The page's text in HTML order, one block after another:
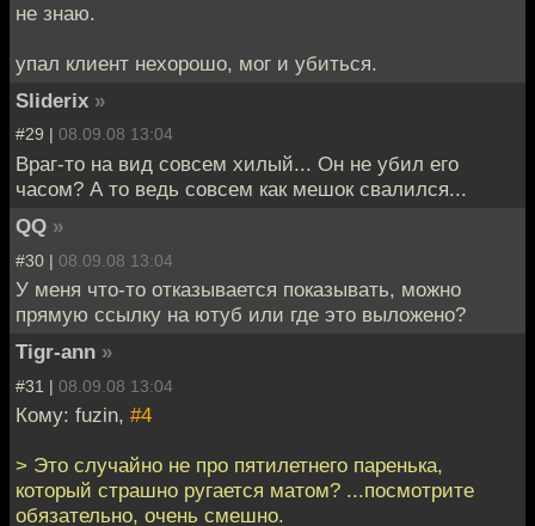
не знаю.
упал клиент нехорошо, мог и убиться.
Sliderix »
#29 | 08.09.08 13:04
Враг-то на вид совсем хилый... Он не убил его
часом? А то ведь совсем как мешок свалился...
QQ »
#30 | 08.09.08 13:04
У меня что-то отказывается показывать, можно
прямую ссылку на ютуб или где это выложено?
Tigr-ann »
#31 | 08.09.08 13:04
Кому: fuzin, #4
> Это случайно не про пятилетнего паренька,
который страшно ругается матом? ...посмотрите
обязательно, очень смешно.